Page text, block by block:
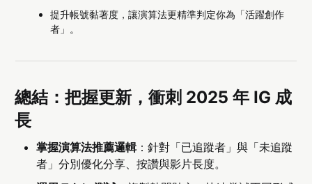
提升帳號黏著度，讓演算法更精準判定你為「活躍創作
者」。
總結：把握更新，衝刺 2025 年 IG 成
長
掌握演算法推薦邏輯：針對「已追蹤者」與「未追蹤
者」分別優化分享、按讚與影片長度。